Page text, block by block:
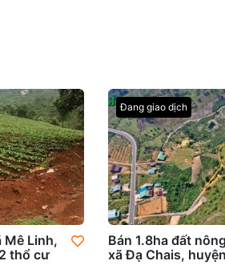
Mê Linh,
thổ cư
Đang giao dịch
Bán 1.8ha đất
xã Đạ Chais,